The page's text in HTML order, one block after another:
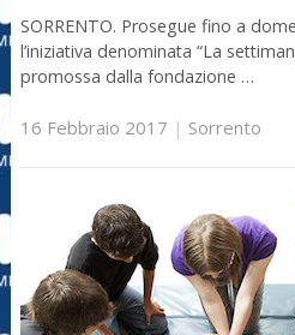
SORRENTO. Prosegue fino a
l’iniziativa denominata “La
promossa dalla fondazione …
16 Febbraio 2017 | Sorrento